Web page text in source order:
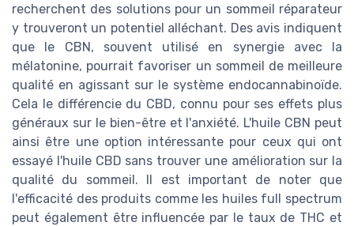
recherchent des solutions pour un sommeil réparateur
y trouveront un potentiel alléchant. Des avis indiquent
que le CBN, souvent utilisé en synergie avec la
mélatonine, pourrait favoriser un sommeil de meilleure
qualité en agissant sur le système endocannabinoïde.
Cela le différencie du CBD, connu pour ses effets plus
généraux sur le bien-être et l'anxiété. L'huile CBN peut
ainsi être une option intéressante pour ceux qui ont
essayé l'huile CBD sans trouver une amélioration sur la
qualité du sommeil. Il est important de noter que
l'efficacité des produits comme les huiles full spectrum
peut également être influencée par le taux de THC et